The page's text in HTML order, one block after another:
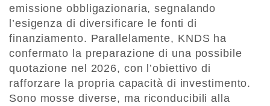
emissione obbligazionaria, segnalando
l’esigenza di diversificare le fonti di
finanziamento. Parallelamente, KNDS ha
confermato la preparazione di una possibile
quotazione nel 2026, con l’obiettivo di
rafforzare la propria capacità di investimento.
Sono mosse diverse, ma riconducibili alla